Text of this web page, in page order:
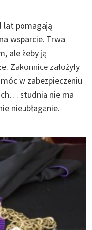
lat pomagają
wsparcie. Trwa
ale żeby ją
Zakonnice założyły
w zabezpieczeniu
studnia nie ma
nieubłaganie.